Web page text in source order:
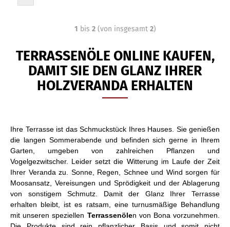
1 bis 2(von insgesamt 2)
TERRASSENÖLE ONLINE KAUFEN,
DAMIT SIE DEN GLANZ IHRER
HOLZVERANDA ERHALTEN
Ihre Terrasse ist das Schmuckstück Ihres Hauses. Sie genießen
die langen Sommerabende und befinden sich gerne in Ihrem
Garten, umgeben von zahlreichen Pflanzen und
Vogelgezwitscher. Leider setzt die Witterung im Laufe der Zeit
Ihrer Veranda zu. Sonne, Regen, Schnee und Wind sorgen für
Moosansatz, Vereisungen und Sprödigkeit und der Ablagerung
von sonstigem Schmutz. Damit der Glanz Ihrer Terrasse
erhalten bleibt, ist es ratsam, eine turnusmäßige Behandlung
mit unseren speziellen Terrassenölen von Bona vorzunehmen.